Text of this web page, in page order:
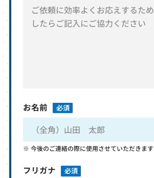
お名前 必須
今後のご連絡の際に使用させていただきます
フリガナ 必須